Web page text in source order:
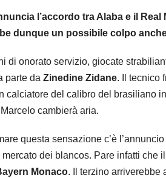
l’accordo tra Alaba e il
dunque un possibile colpo
di onorato servizio, giocate
parte da Zinedine Zidane. Il tecnico
calciatore del calibro del brasiliano
cambierà aria.
questa sensazione c’è
mercato dei blancos. Pare infatti che
Monaco. Il terzino arriverebbe